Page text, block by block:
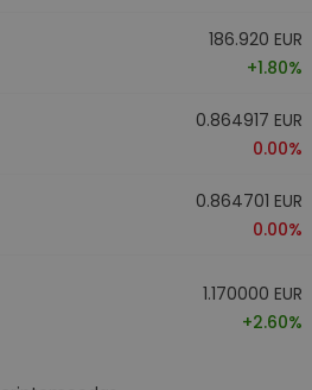
186.920 EUR
+1.80%
0.864917 EUR
0.00%
0.864701 EUR
0.00%
1.170000 EUR
+2.60%